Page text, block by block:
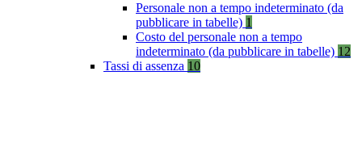
Personale non a tempo indeterminato (da
pubblicare in tabelle) 1
Costo del personale non a tempo
indeterminato (da pubblicare in tabelle) 12
Tassi di assenza 10